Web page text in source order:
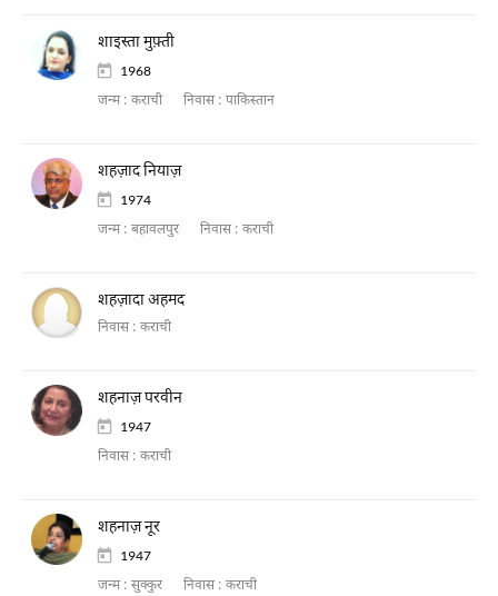
शाइस्ता मुफ़्ती
1968
जन्म : कराची निवास : पाकिस्तान
शहज़ाद नियाज़
1974
जन्म : बहावलपुर निवास : कराची
शहज़ादा अहमद
निवास : कराची
शहनाज़ परवीन
1947
निवास : कराची
शहनाज़ नूर
1947
जन्म : सुक्कुर निवास : कराची